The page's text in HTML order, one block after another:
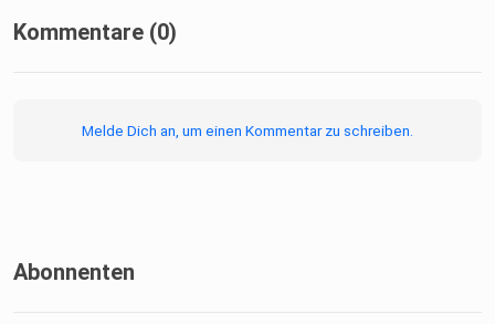
Kommentare (0)
Melde Dich an, um einen Kommentar zu schreiben.
Abonnenten